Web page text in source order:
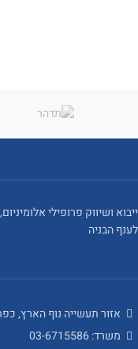
ייבוא ושיווק פרופילי
לענף הבניה
אזור תעשייה נוף הארץ,
משרד: 03-6715586